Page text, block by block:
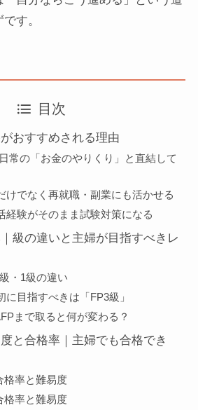
す。
目次
おすすめされる理由
常の「お金のやりくり」と直結して
けでなく再就職・副業にも活かせる
経験がそのまま試験対策になる
級の違いと主婦が目指すべきレ
・1級の違い
に目指すべきは「FP3級」
まで取ると何が変わる？
と合格率｜主婦でも合格でき
格率と難易度
格率と難易度